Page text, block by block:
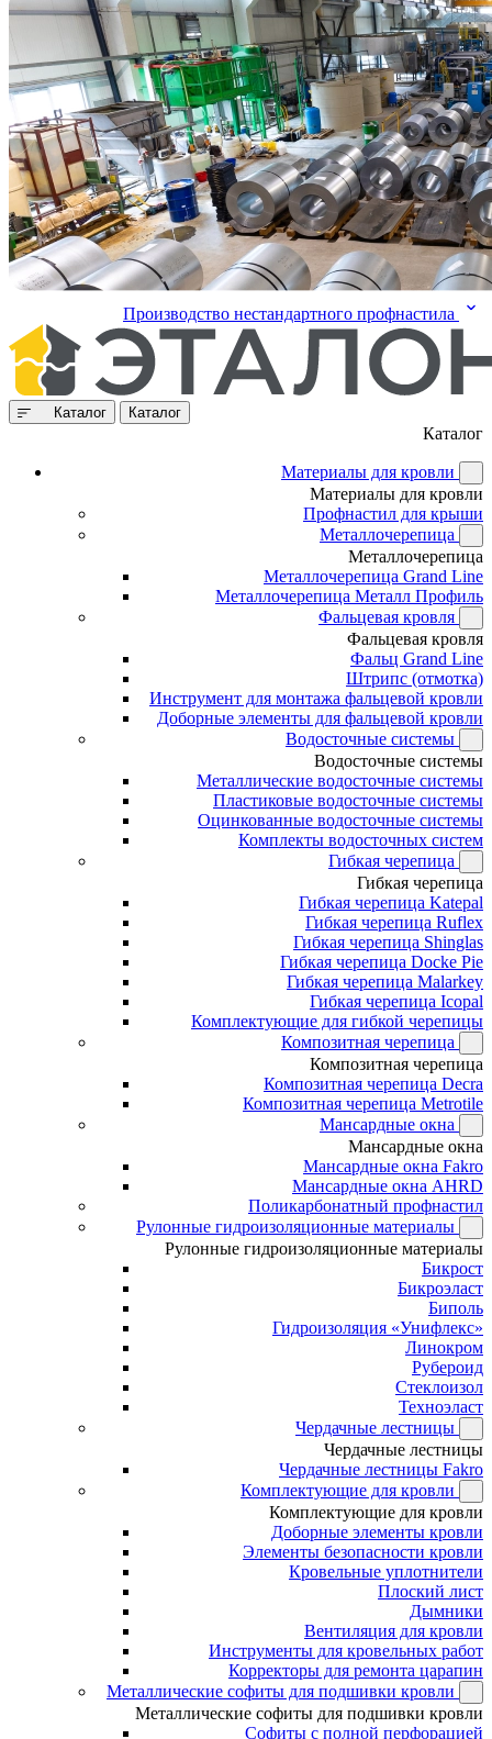
Производство нестандартного профнастила
Каталог Каталог
Каталог
Материалы для кровли
Материалы для кровли
Профнастил для крыши
Металлочерепица
Металлочерепица
Металлочерепица Grand Line
Металлочерепица Металл Профиль
Фальцевая кровля
Фальцевая кровля
Фальц Grand Line
Штрипс (отмотка)
Инструмент для монтажа фальцевой кровли
Доборные элементы для фальцевой кровли
Водосточные системы
Водосточные системы
Металлические водосточные системы
Пластиковые водосточные системы
Оцинкованные водосточные системы
Комплекты водосточных систем
Гибкая черепица
Гибкая черепица
Гибкая черепица Katepal
Гибкая черепица Ruflex
Гибкая черепица Shinglas
Гибкая черепица Docke Pie
Гибкая черепица Malarkey
Гибкая черепица Icopal
Комплектующие для гибкой черепицы
Композитная черепица
Композитная черепица
Композитная черепица Decra
Композитная черепица Metrotile
Мансардные окна
Мансардные окна
Мансардные окна Fakro
Мансардные окна AHRD
Поликарбонатный профнастил
Рулонные гидроизоляционные материалы
Рулонные гидроизоляционные материалы
Бикрост
Бикроэласт
Биполь
Гидроизоляция «Унифлекс»
Линокром
Рубероид
Стеклоизол
Техноэласт
Чердачные лестницы
Чердачные лестницы
Чердачные лестницы Fakro
Комплектующие для кровли
Комплектующие для кровли
Доборные элементы кровли
Элементы безопасности кровли
Кровельные уплотнители
Плоский лист
Дымники
Вентиляция для кровли
Инструменты для кровельных работ
Корректоры для ремонта царапин
Металлические софиты для подшивки кровли
Металлические софиты для подшивки кровли
Софиты с полной перфорацией